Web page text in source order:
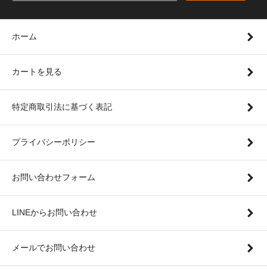
ホーム
カートを見る
特定商取引法に基づく表記
プライバシーポリシー
お問い合わせフォーム
LINEからお問い合わせ
メールでお問い合わせ